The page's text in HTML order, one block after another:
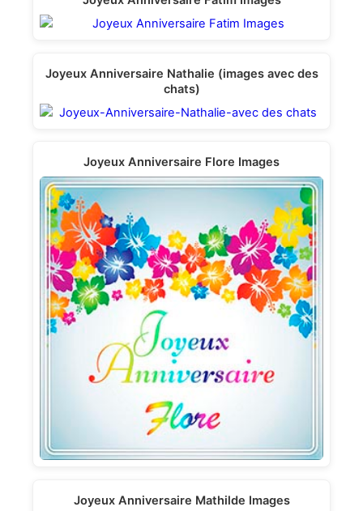
Joyeux Anniversaire Nathalie (images avec des
chats)
Joyeux Anniversaire Flore Images
Joyeux Anniversaire Mathilde Images